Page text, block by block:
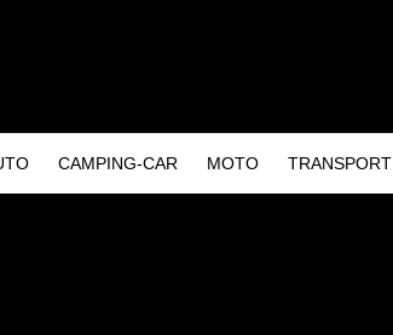
CAMPING-CAR MOTO TRANSPORT